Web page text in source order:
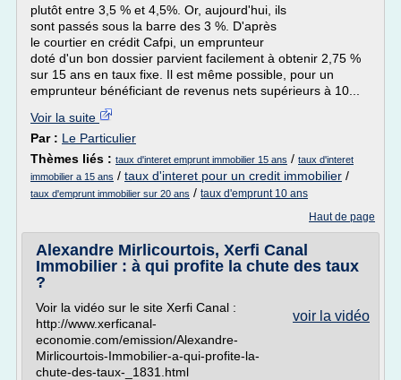
plutôt entre 3,5 % et 4,5%. Or, aujourd'hui, ils
sont passés sous la barre des 3 %. D'après
le courtier en crédit Cafpi, un emprunteur
doté d'un bon dossier parvient facilement à obtenir 2,75 %
sur 15 ans en taux fixe. Il est même possible, pour un
emprunteur bénéficiant de revenus nets supérieurs à 10...
Voir la suite
Par : Le Particulier
Thèmes liés : taux d'interet emprunt immobilier 15 ans / taux d'interet
immobilier a 15 ans / taux d'interet pour un credit immobilier /
taux d'emprunt immobilier sur 20 ans / taux d'emprunt 10 ans
Haut de page
Alexandre Mirlicourtois, Xerfi Canal
Immobilier : à qui profite la chute des taux
?
voir la vidéo
Voir la vidéo sur le site Xerfi Canal :
http://www.xerficanal-
economie.com/emission/Alexandre-
Mirlicourtois-Immobilier-a-qui-profite-la-
chute-des-taux-_1831.html